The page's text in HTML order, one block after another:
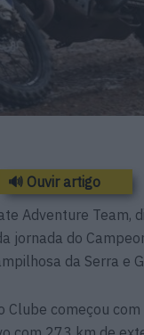
🔊 Ouvir artigo
Adventure Team,
jornada do
da Serra e
Clube começou